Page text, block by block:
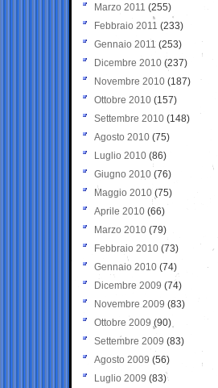
Marzo 2011 (255)
Febbraio 2011 (233)
Gennaio 2011 (253)
Dicembre 2010 (237)
Novembre 2010 (187)
Ottobre 2010 (157)
Settembre 2010 (148)
Agosto 2010 (75)
Luglio 2010 (86)
Giugno 2010 (76)
Maggio 2010 (75)
Aprile 2010 (66)
Marzo 2010 (79)
Febbraio 2010 (73)
Gennaio 2010 (74)
Dicembre 2009 (74)
Novembre 2009 (83)
Ottobre 2009 (90)
Settembre 2009 (83)
Agosto 2009 (56)
Luglio 2009 (83)